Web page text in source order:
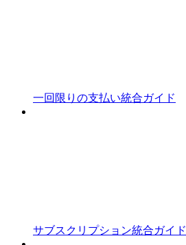
一回限りの支払い統合ガイド
サブスクリプション統合ガイド